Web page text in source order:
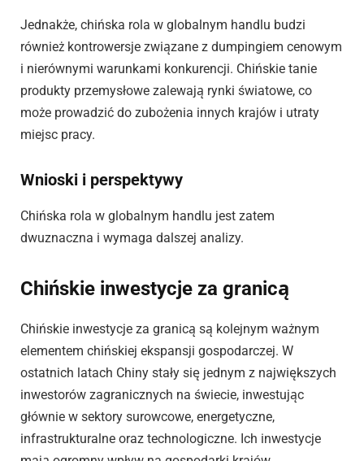
Jednakże, chińska rola w globalnym handlu budzi
również kontrowersje związane z dumpingiem cenowym
i nierównymi warunkami konkurencji. Chińskie tanie
produkty przemysłowe zalewają rynki światowe, co
może prowadzić do zubożenia innych krajów i utraty
miejsc pracy.
Wnioski i perspektywy
Chińska rola w globalnym handlu jest zatem
dwuznaczna i wymaga dalszej analizy.
Chińskie inwestycje za granicą
Chińskie inwestycje za granicą są kolejnym ważnym
elementem chińskiej ekspansji gospodarczej. W
ostatnich latach Chiny stały się jednym z największych
inwestorów zagranicznych na świecie, inwestując
głównie w sektory surowcowe, energetyczne,
infrastrukturalne oraz technologiczne. Ich inwestycje